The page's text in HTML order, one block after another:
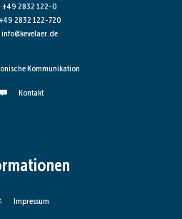
+49 2832 122-0
2832 122-720
info@kevelaer.de
Kommunikation
Kontakt
Impressum